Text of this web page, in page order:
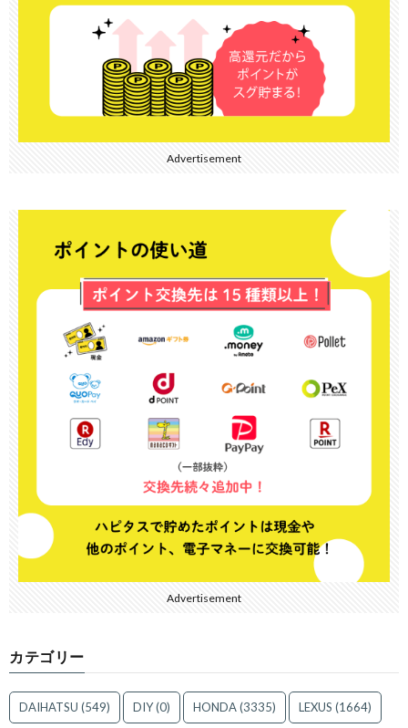
Advertisement
Advertisement
カテゴリー
DAIHATSU (549) DIY(0) HONDA(3335) LEXUS (1664)